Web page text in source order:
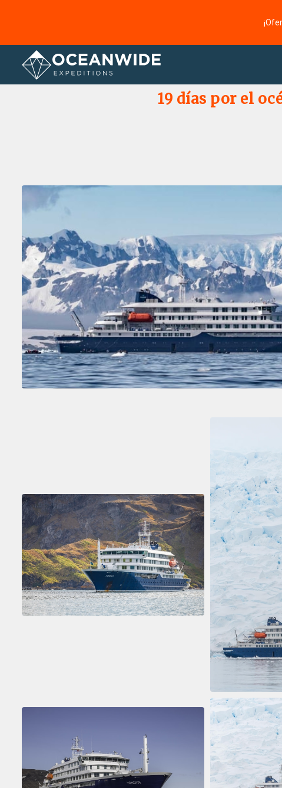
Página principal Galería de fotos
19 días por el